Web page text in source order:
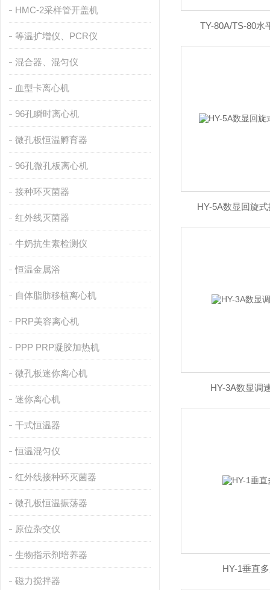
HMC-2采样管开盖机
等温扩增仪、PCR仪
混合器、混匀仪
血型卡离心机
96孔瞬时离心机
微孔板恒温孵育器
96孔微孔板离心机
接种环灭菌器
红外线灭菌器
牛奶抗生素检测仪
恒温金属浴
自体脂肪移植离心机
PRP美容离心机
PPP PRP凝胶加热机
微孔板迷你离心机
迷你离心机
干式恒温器
恒温混匀仪
红外线接种环灭菌器
微孔板恒温振荡器
原位杂交仪
生物指示剂培养器
磁力搅拌器
TY-80A/TS-80水
HY-5A数显回旋
HY-3A数显调
HY-1垂直